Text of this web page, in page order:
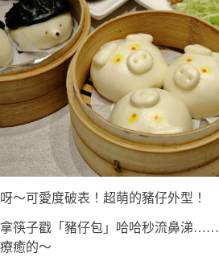
呀〜可愛度破表！超萌的豬仔外型！
拿筷子戳「豬仔包」哈哈秒流鼻涕……
療癒的〜